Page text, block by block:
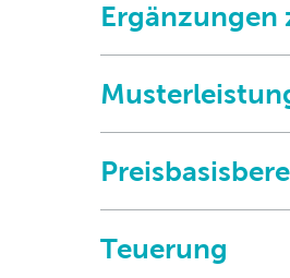
Ergänzungen
Teuerung